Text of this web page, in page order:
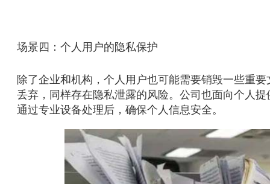
场景四：个人用户的隐私保护
除了企业和机构，个人用户也可能需要销毁一些重
丢弃，同样存在隐私泄露的风险。公司也面向个人
通过专业设备处理后，确保个人信息安全。